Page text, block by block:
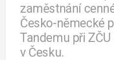
zaměstnání
Česko-německé
Tandemu při
v Česku.